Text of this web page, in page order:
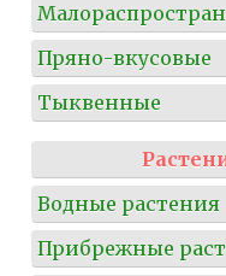
Пряно-вкусовые
Тыквенные
Водные растения
Прибрежные